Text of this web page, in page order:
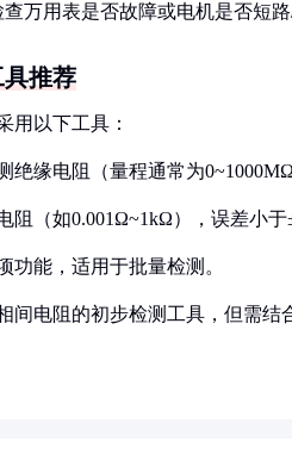
万用表是否故障或电机是否短路/
推荐
用以下工具：
绝缘电阻（量程通常为
阻（如0.001Ω~1kΩ），误差小于
功能，适用于批量检测。
间电阻的初步检测工具，但需